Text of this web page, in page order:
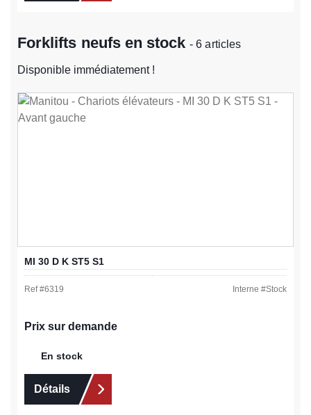
Forklifts neufs en stock- 6 articles
Disponible immédiatement !
MI 30 D K ST5 S1
Ref #6319 Interne #Stock
Prix sur demande
En stock
Détails